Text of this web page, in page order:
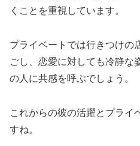
くことを重視しています。
プライベートでは行きつけの
ごし、恋愛に対しても冷静な
の人に共感を呼ぶでしょう。
これからの彼の活躍とプライ
すね。